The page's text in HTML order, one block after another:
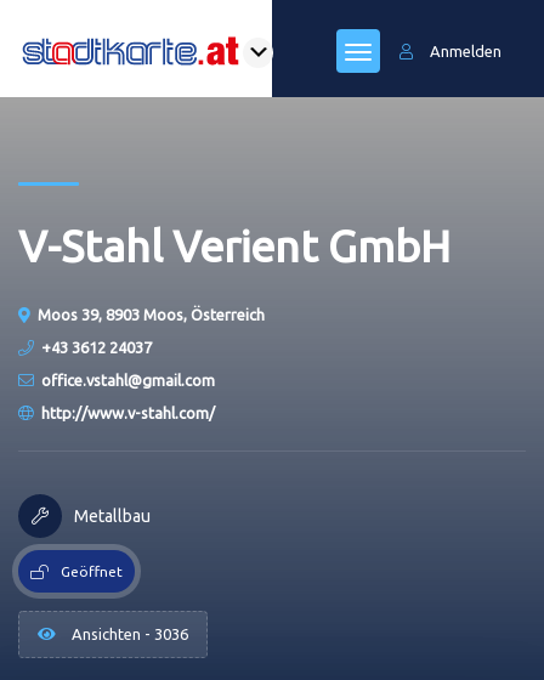
Anmelden
V-Stahl Verient GmbH
Moos 39, 8903 Moos, Österreich
+43 3612 24037
office.vstahl@​gmail.com
http://www.v-stahl.com/
Metallbau
Geöffnet
Ansichten - 3036